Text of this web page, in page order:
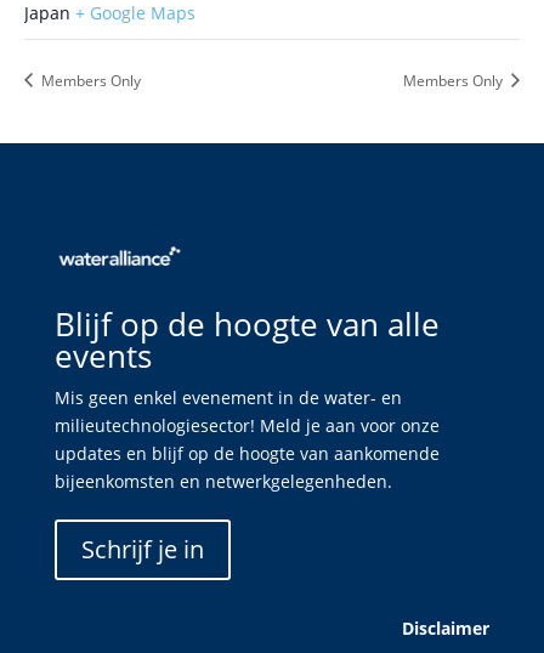
Japan + Google Maps
Members Only Members Only
Blijf op de hoogte van alle
events
Mis geen enkel evenement in de water- en
milieutechnologiesector! Meld je aan voor onze
updates en blijf op de hoogte van aankomende
bijeenkomsten en netwerkgelegenheden.
Schrijf je in
Disclaimer